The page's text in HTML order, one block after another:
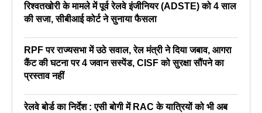
रिश्वतखोरी के मामले में पूर्व रेलवे इंजीनियर (ADSTE) को 4 साल
की सजा, सीबीआई कोर्ट ने सुनाया फैसला
RPF पर राज्यसभा में उठे सवाल, रेल मंत्री ने दिया जबाव, आगरा
कैंट की घटना पर 4 जवान सस्पेंड, CISF को सुरक्षा सौंपने का
प्रस्ताव नहीं
रेलवे बोर्ड का निर्देश : एसी बोगी में RAC के यात्रियों को भी अब